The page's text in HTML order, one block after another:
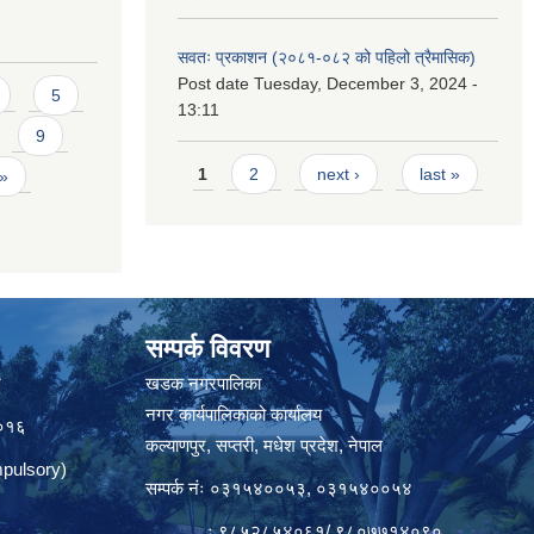
5
9
सवतः प्रकाशन (२०८१-०८२ को पहिलो त्रैमासिक)
Post date Tuesday, December 3, 2024 -
13:11
Pages
1 2 next › last »
सम्पर्क विवरण
खडक नगरपालिका
नगर कार्यपालिकाको कार्यालय
कल्याणपुर, सप्तरी, मधेश प्रदेश, नेपाल
सम्पर्क नंः ०३१५४००५३, ०३१५४००५४